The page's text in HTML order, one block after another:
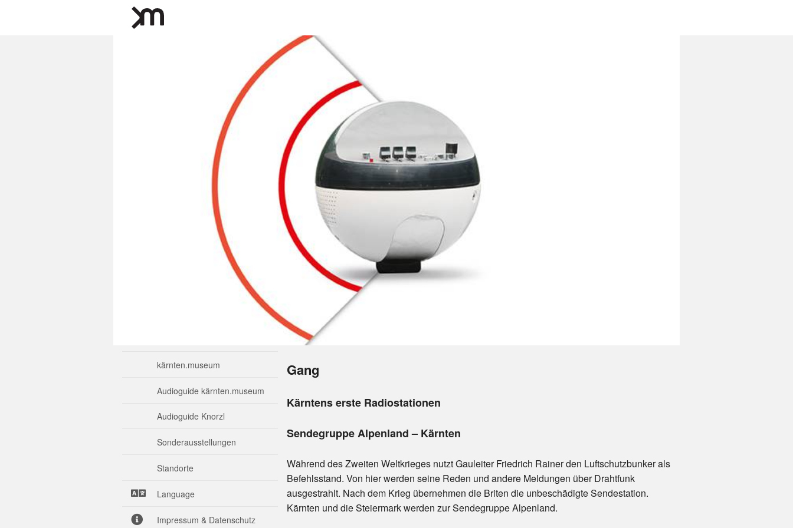
kärnten.museum
Audioguide kärnten.museum
Audioguide Knorzl
Sonderausstellungen
Standorte
Language
Impressum & Datenschutz
Gang
Kärntens erste Radiostationen
Sendegruppe Alpenland – Kärnten
Während des Zweiten Weltkrieges nutzt Gauleiter Friedrich Rainer den Luftschutzbunker als
Befehlsstand. Von hier werden seine Reden und andere Meldungen über Drahtfunk
ausgestrahlt. Nach dem Krieg übernehmen die Briten die unbeschädigte Sendestation.
Kärnten und die Steiermark werden zur Sendegruppe Alpenland.